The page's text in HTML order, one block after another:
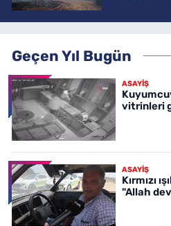
Geçen Yıl Bugün
ASAYİŞ
vitrinleri
ASAYİŞ
Kırmızı
"Allah